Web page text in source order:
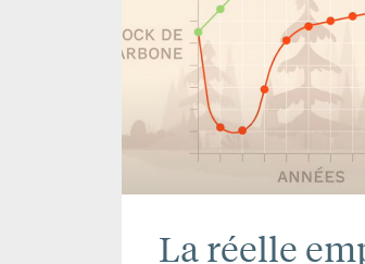
La réelle